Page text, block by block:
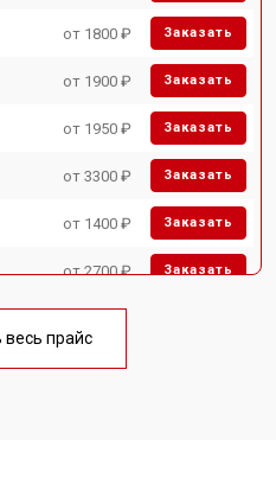
от 1800 ₽ Заказать
от 1900 ₽ Заказать
от 1950 ₽ Заказать
от 3300 ₽ Заказать
от 1400 ₽ Заказать
от 2700 ₽ Заказать
от 1750 ₽
весь прайс